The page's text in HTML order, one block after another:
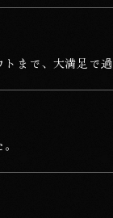
まで、大満足で過